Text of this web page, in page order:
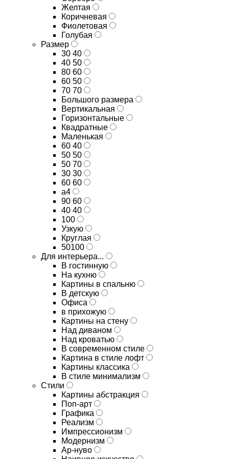
Желтая
Коричневая
Фиолетовая
Голубая
Размер
30 40
40 50
80 60
60 50
70 70
Большого размера
Вертикальная
Горизонтальные
Квадратные
Маленькая
60 40
50 50
50 70
30 30
60 60
а4
90 60
40 40
100
Узкую
Круглая
50100
Для интерьера...
В гостинную
На кухню
Картины в спальню
В детскую
Офиса
в прихожую
Картины на стену
Над диваном
Над кроватью
В современном стиле
Картина в стиле лофт
Картины классика
В стиле минимализм
Стили
Картины абстракция
Поп-арт
Графика
Реализм
Импрессионизм
Модернизм
Ар-нуво